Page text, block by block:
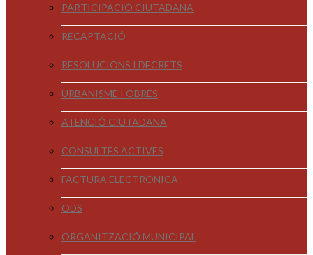
PARTICIPACIÓ CIUTADANA
RECAPTACIÓ
RESOLUCIONS I DECRETS
URBANISME I OBRES
ATENCIÓ CIUTADANA
CONSULTES ACTIVES
FACTURA ELECTRÒNICA
ODS
ORGANITZACIÓ MUNICIPAL